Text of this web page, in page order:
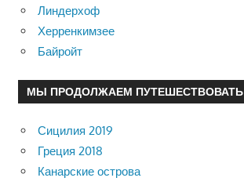
Линдерхоф
Херренкимзее
Байройт
МЫ ПРОДОЛЖАЕМ ПУТЕШЕСТВОВАТЬ
Сицилия 2019
Греция 2018
Канарские острова